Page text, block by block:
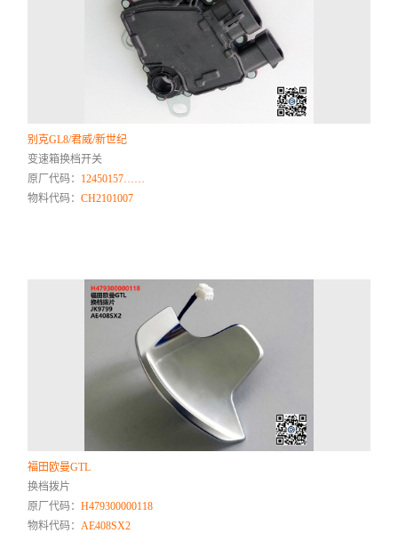
别克GL8/君威/新世纪
变速箱换档开关
原厂代码： 12450157……
物料代码：CH2101007
福田欧曼GTL
换档拨片
原厂代码：H479300000118
物料代码： AE408SX2